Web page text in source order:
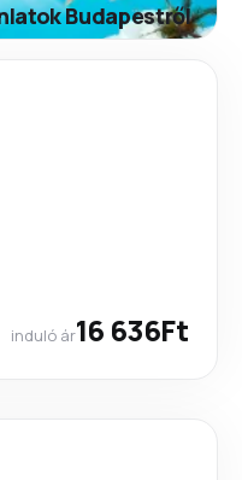
Budapestről
induló ár16 636Ft